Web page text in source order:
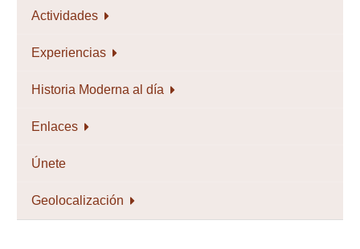
Actividades
Experiencias
Historia Moderna al día
Enlaces
Únete
Geolocalización